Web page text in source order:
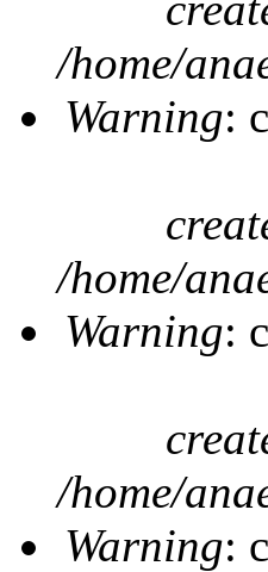
/home/
Warning:
/home/
Warning:
/home/
Warning: